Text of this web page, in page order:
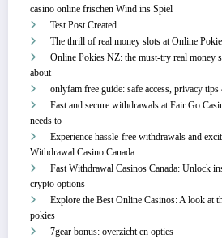
casino online frischen Wind ins Spiel
Test Post Created
The thrill of real money slots at Online
Online Pokies NZ: the must-try real money
about
onlyfam free guide: safe access, privacy
Fast and secure withdrawals at Fair Go
needs to
Experience hassle-free withdrawals and
Withdrawal Casino Canada
Fast Withdrawal Casinos Canada: Unlock
crypto options
Explore the Best Online Casinos: A look at
pokies
7gear bonus: overzicht en opties